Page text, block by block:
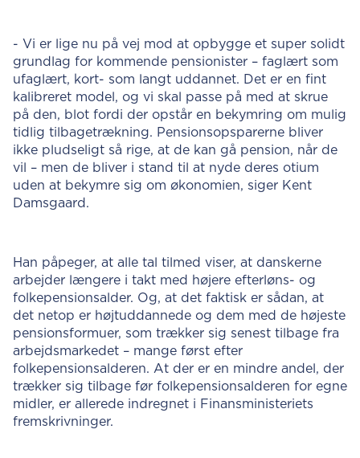
- Vi er lige nu på vej mod at opbygge et super solidt
grundlag for kommende pensionister – faglært som
ufaglært, kort- som langt uddannet. Det er en fint
kalibreret model, og vi skal passe på med at skrue
på den, blot fordi der opstår en bekymring om mulig
tidlig tilbagetrækning. Pensionsopsparerne bliver
ikke pludseligt så rige, at de kan gå pension, når de
vil – men de bliver i stand til at nyde deres otium
uden at bekymre sig om økonomien, siger Kent
Damsgaard.
Han påpeger, at alle tal tilmed viser, at danskerne
arbejder længere i takt med højere efterløns- og
folkepensionsalder. Og, at det faktisk er sådan, at
det netop er højtuddannede og dem med de højeste
pensionsformuer, som trækker sig senest tilbage fra
arbejdsmarkedet – mange først efter
folkepensionsalderen. At der er en mindre andel, der
trækker sig tilbage før folkepensionsalderen for egne
midler, er allerede indregnet i Finansministeriets
fremskrivninger.